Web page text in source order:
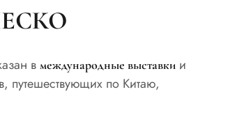
в международные выставки и
путешествующих по Китаю,